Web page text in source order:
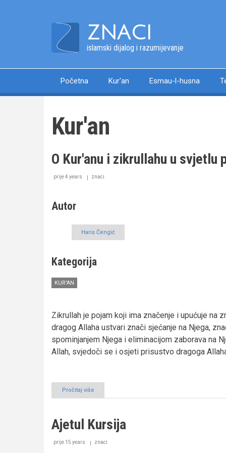
ZNACI
islamski dijalog i razumijevanje
Main
Početna Kur'an Esmau-l-husna
Kur'an
O Kur'anu i zikrullahu u svjetlu
prije 4 years znaci
Autor
Haris Čengić
Kategorija
KUR'AN
Zikrullah je pojam koji ima značenje i upućuje na
dragog Allaha ustvari znači sjećanje na Njega,
spominjanjem Njega i eliminacijom zaborava na
Allah, svjedoči se i osjeti prisustvo dragoga
Pročitaj više
O
zikrullahu
svjetlu
Ajetul Kursija
prije 15 years znaci